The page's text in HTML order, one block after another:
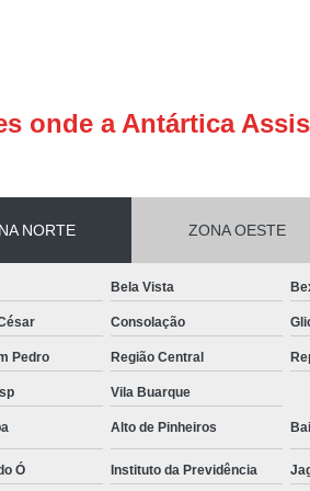
onde a Antártica
NORTE ZONA OESTE
Bela Vista
Consolação
Pedro Região Central
Vila Buarque
Alto de Pinheiros
Ó Instituto da Previdência